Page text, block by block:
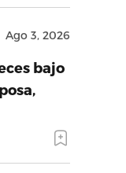
Ago 3, 2026
bajo